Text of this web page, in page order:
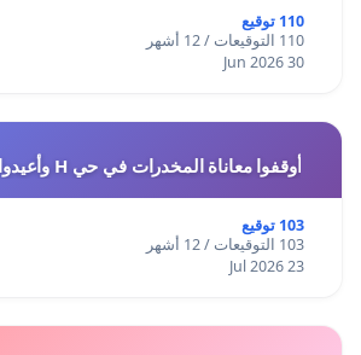
110 توقيع
110 التوقيعات / 12 أشهر
30 Jun 2026
أوقفوا معاناة المخدرات في حي H وأعيدوا الأمان إلى حينا!
103 توقيع
103 التوقيعات / 12 أشهر
23 Jul 2026